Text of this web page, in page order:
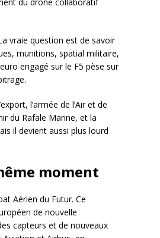
vraie question est de savoir
munitions, spatial militaire,
engagé sur le F5 pèse sur
l’armée de l’Air et de
du Rafale Marine, et la
il devient aussi plus lourd
moment
Aérien du Futur. Ce
de nouvelle
capteurs et de nouveaux